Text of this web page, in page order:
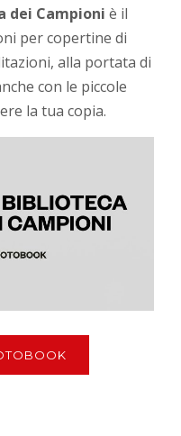
dei Campioni è il
per copertine di
alla portata di
con le piccole
la tua copia.